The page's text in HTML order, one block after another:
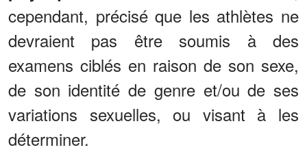
cependant, précisé que les athlètes ne
devraient pas être soumis à des
examens ciblés en raison de son sexe,
de son identité de genre et/ou de ses
variations sexuelles, ou visant à les
déterminer.